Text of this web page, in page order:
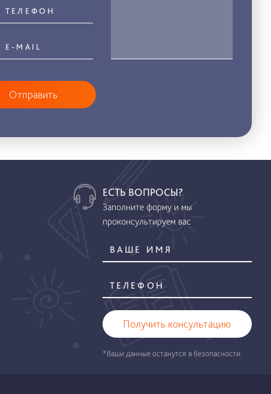
Отправить
ЕСТЬ ВОПРОСЫ?
Заполните форму и мы
проконсультируем вас
Получить консультацию
*Ваши данные останутся в безопасности